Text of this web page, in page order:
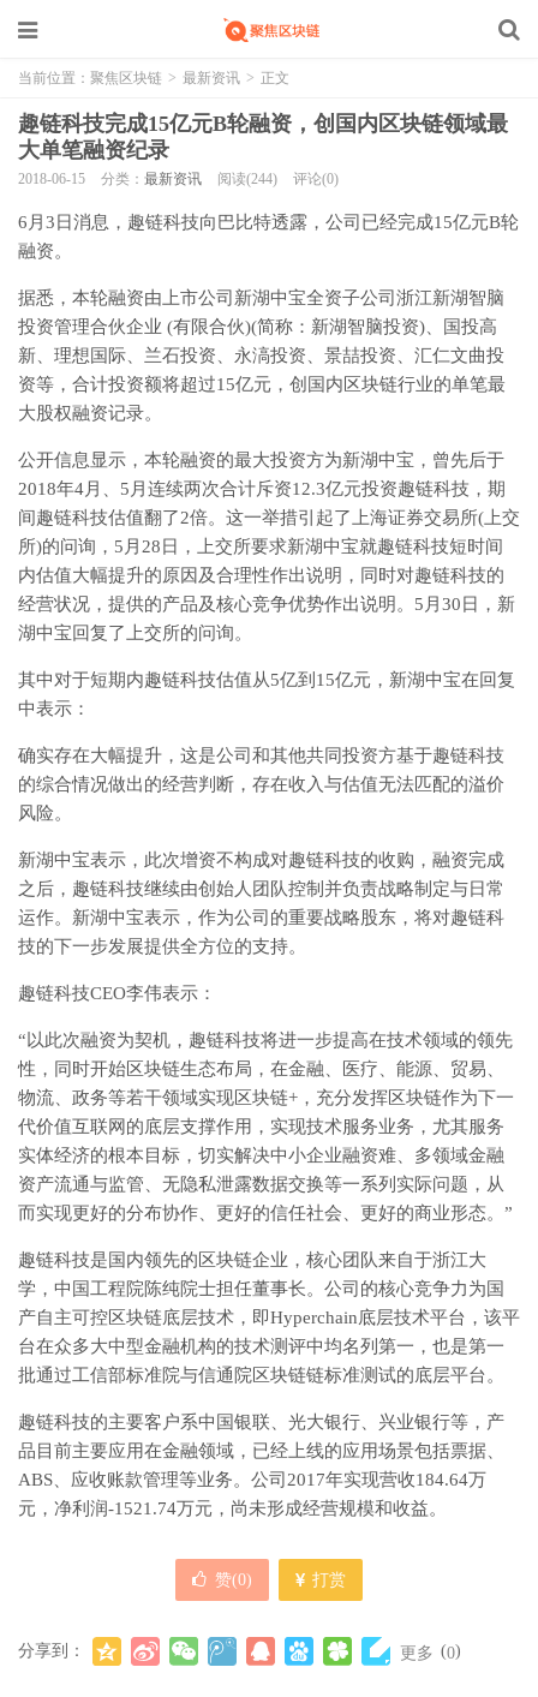
当前位置： 聚焦区块链 > 最新资讯 > 正文
趣链科技完成15亿元B轮融资，创国内区块链领域最
大单笔融资纪录
2018-06-15 分类： 最新资讯 阅读(244) 评论(0)
6月3日消息，趣链科技向巴比特透露，公司已经完成15亿元B轮
融资。
据悉，本轮融资由上市公司新湖中宝全资子公司浙江新湖智脑
投资管理合伙企业 (有限合伙)(简称：新湖智脑投资)、国投高
新、理想国际、兰石投资、永滈投资、景喆投资、汇仁文曲投
资等，合计投资额将超过15亿元，创国内区块链行业的单笔最
大股权融资记录。
公开信息显示，本轮融资的最大投资方为新湖中宝，曾先后于
2018年4月、5月连续两次合计斥资12.3亿元投资趣链科技，期
间趣链科技估值翻了2倍。这一举措引起了上海证券交易所(上交
所)的问询，5月28日，上交所要求新湖中宝就趣链科技短时间
内估值大幅提升的原因及合理性作出说明，同时对趣链科技的
经营状况，提供的产品及核心竞争优势作出说明。5月30日，新
湖中宝回复了上交所的问询。
其中对于短期内趣链科技估值从5亿到15亿元，新湖中宝在回复
中表示：
确实存在大幅提升，这是公司和其他共同投资方基于趣链科技
的综合情况做出的经营判断，存在收入与估值无法匹配的溢价
风险。
新湖中宝表示，此次增资不构成对趣链科技的收购，融资完成
之后，趣链科技继续由创始人团队控制并负责战略制定与日常
运作。新湖中宝表示，作为公司的重要战略股东，将对趣链科
技的下一步发展提供全方位的支持。
趣链科技CEO李伟表示：
“以此次融资为契机，趣链科技将进一步提高在技术领域的领先
性，同时开始区块链生态布局，在金融、医疗、能源、贸易、
物流、政务等若干领域实现区块链+，充分发挥区块链作为下一
代价值互联网的底层支撑作用，实现技术服务业务，尤其服务
实体经济的根本目标，切实解决中小企业融资难、多领域金融
资产流通与监管、无隐私泄露数据交换等一系列实际问题，从
而实现更好的分布协作、更好的信任社会、更好的商业形态。”
趣链科技是国内领先的区块链企业，核心团队来自于浙江大
学，中国工程院陈纯院士担任董事长。公司的核心竞争力为国
产自主可控区块链底层技术，即Hyperchain底层技术平台，该平
台在众多大中型金融机构的技术测评中均名列第一，也是第一
批通过工信部标准院与信通院区块链链标准测试的底层平台。
趣链科技的主要客户系中国银联、光大银行、兴业银行等，产
品目前主要应用在金融领域，已经上线的应用场景包括票据、
ABS、应收账款管理等业务。公司2017年实现营收184.64万
元，净利润-1521.74万元，尚未形成经营规模和收益。
赞(0) 打赏
分享到： 更多 (0)